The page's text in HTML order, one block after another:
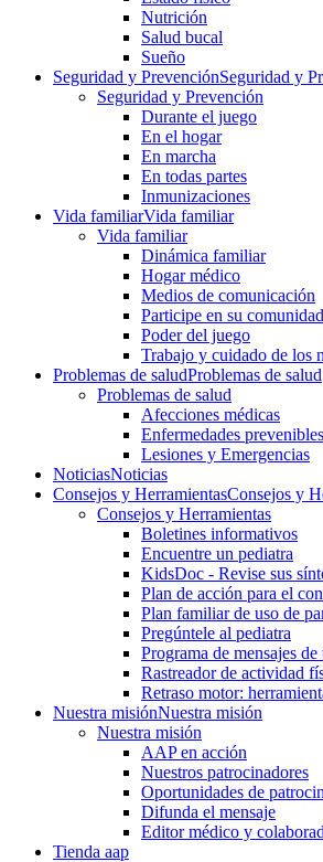
Nutrición
Salud bucal
Sueño
Seguridad y PrevenciónSeguridad y
Seguridad y Prevención
Durante el juego
En el hogar
En marcha
En todas partes
Inmunizaciones
Vida familiarVida familiar
Vida familiar
Dinámica familiar
Hogar médico
Medios de comunicación
Participe en su comunidad
Poder del juego
Trabajo y cuidado de los
Problemas de saludProblemas de salud
Problemas de salud
Afecciones médicas
Enfermedades
Lesiones y Emergencias
NoticiasNoticias
Consejos y HerramientasConsejos y
Consejos y Herramientas
Boletines informativos
Encuentre un pediatra
KidsDoc - Revise sus
Plan de acción para el
Plan familiar de uso de
Pregúntele al pediatra
Programa de mensajes de
Rastre​​ador de activida​d
Retraso motor:
Nuestra misiónNuestra misión
Nuestra misión
AAP en acción
Nuestros patrocinadores
Oportunidades de
Difunda el mensaje
Editor médico y
Tienda aap